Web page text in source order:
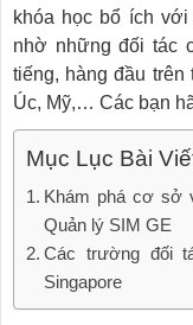
khóa học bổ ích
nhờ những đối tác
tiếng, hàng đầu
Úc, Mỹ,… Các bạn
Mục Lục Bài
Khám phá cơ sở
Quản lý SIM GE
Các trường đối
Singapore